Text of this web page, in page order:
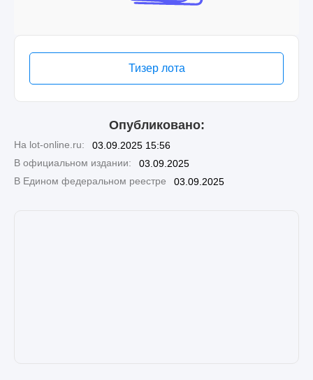
Тизер лота
Опубликовано:
На lot-online.ru:
03.09.2025 15:56
В официальном издании:
03.09.2025
В Едином федеральном реестре
03.09.2025